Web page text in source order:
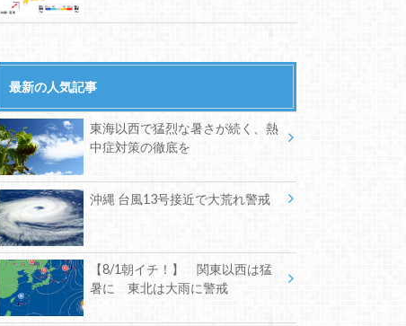
最新の人気記事
東海以西で猛烈な暑さが続く、熱
中症対策の徹底を
沖縄 台風13号接近で大荒れ警戒
【8/1朝イチ！】 関東以西は猛
暑に 東北は大雨に警戒